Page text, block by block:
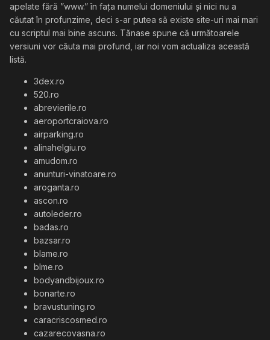
apelate fără ”www.” în fața numelui domeniului și nici nu a
căutat în profunzime, deci s-ar putea să existe site-uri mai mari
cu scriptul mai bine ascuns. Tănase spune că următoarele
versiuni vor căuta mai profund, iar noi vom actualiza această
listă.
3dex.ro
520.ro
abrevierile.ro
aeroportcraiova.ro
airparking.ro
alinahelgiu.ro
amudom.ro
anunturi-vinatoare.ro
aroganta.ro
ascon.ro
autoleder.ro
badas.ro
bazsar.ro
blame.ro
blme.ro
bodyandbijoux.ro
bonarte.ro
bravustuning.ro
caracriscosmed.ro
cazarecovasna.ro